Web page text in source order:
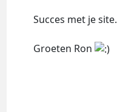
Succes met je site.
Groeten Ron